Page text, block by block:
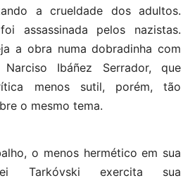
a crueldade dos adultos.
assassinada pelos nazistas.
a obra numa dobradinha com
Narciso Ibáñez Serrador, que
menos sutil, porém, tão
o mesmo tema.
o menos hermético em sua
Tarkóvski exercita sua